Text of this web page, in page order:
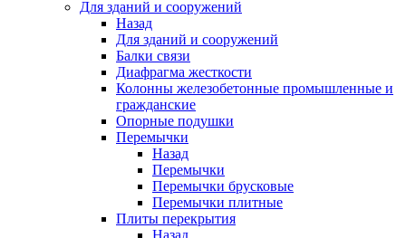
Для зданий и сооружений
Назад
Для зданий и сооружений
Балки связи
Диафрагма жесткости
Колонны железобетонные промышленные и
гражданские
Опорные подушки
Перемычки
Назад
Перемычки
Перемычки брусковые
Перемычки плитные
Плиты перекрытия
Назад